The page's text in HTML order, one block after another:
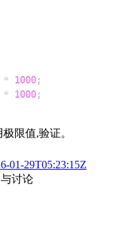
* 1000;
* 1000;
限值,验证。
01-29T05:23:15Z
讨论